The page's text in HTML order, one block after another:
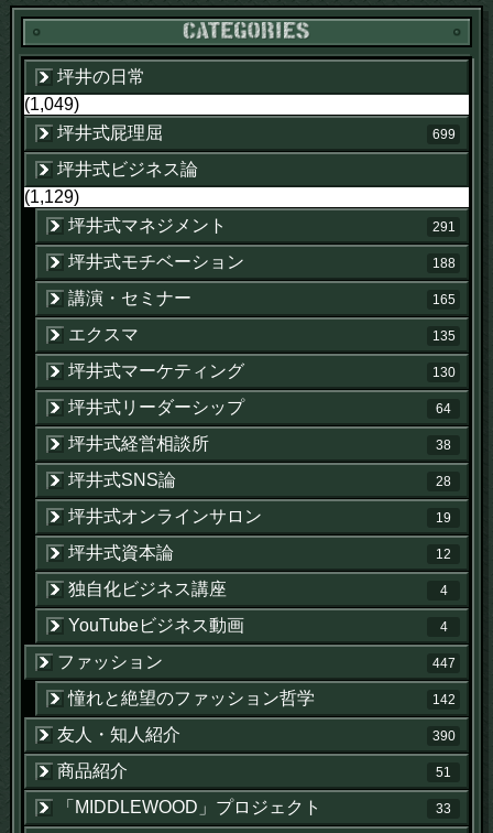
坪井の日常
(1,049)
坪井式屁理屈
699
坪井式ビジネス論
(1,129)
坪井式マネジメント
291
坪井式モチベーション 188
講演・セミナー 165
エクスマ 135
坪井式マーケティング 130
坪井式リーダーシップ 64
坪井式経営相談所 38
坪井式SNS論 28
坪井式オンラインサロン 19
坪井式資本論 12
独自化ビジネス講座 4
YouTubeビジネス動画 4
ファッション 447
憧れと絶望のファッション哲学 142
友人・知人紹介 390
商品紹介 51
「MIDDLEWOOD」プロジェクト 33